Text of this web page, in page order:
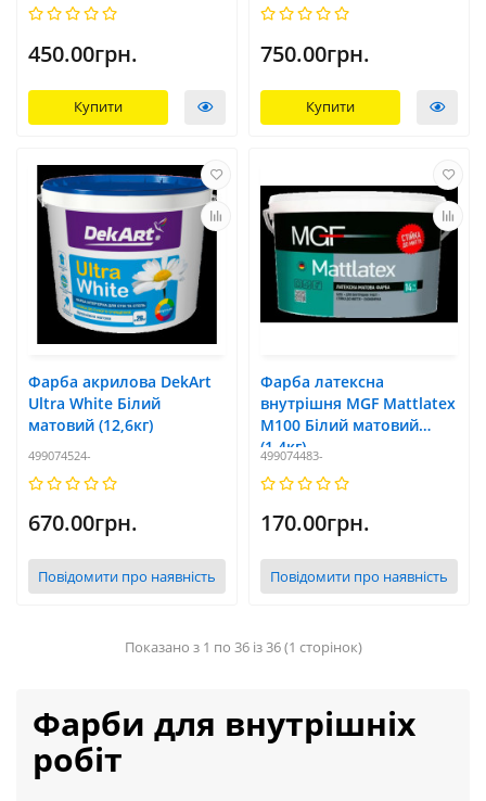
450.00грн.
Купити
750.00грн.
Купити
Фарба акрилова DekArt
Ultra White Білий
матовий (12,6кг)
499074524-
670.00грн.
Повідомити про наявність
Фарба латексна
внутрішня MGF Mattlatex
M100 Білий матовий
(1,4кг)
499074483-
170.00грн.
Повідомити про наявність
Показано з 1 по 36 із 36 (1 сторінок)
Фарби для внутрішніх
робіт